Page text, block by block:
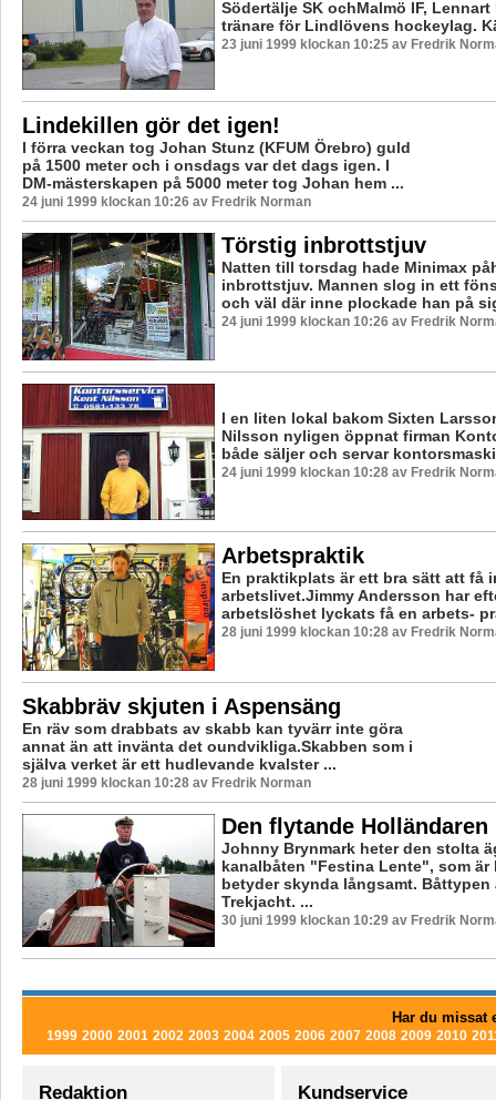
Södertälje SK ochMalmö IF,
tränare för Lindlövens hockeylag.
23 juni 1999 klockan 10:25 av Fredrik
Lindekillen gör det igen!
I förra veckan tog Johan Stunz (KFUM Örebro) guld
på 1500 meter och i onsdags var det dags igen. I
DM-mästerskapen på 5000 meter tog Johan hem ...
24 juni 1999 klockan 10:26 av Fredrik Norman
Törstig inbrottstjuv
Natten till torsdag hade Minimax
inbrottstjuv. Mannen slog in ett
och väl där inne plockade han på
24 juni 1999 klockan 10:26 av Fredrik
I en liten lokal bakom Sixten
Nilsson nyligen öppnat firman
både säljer och servar
24 juni 1999 klockan 10:28 av Fredrik
Arbetspraktik
En praktikplats är ett bra sätt att få
arbetslivet.Jimmy Andersson har
arbetslöshet lyckats få en arbets-
28 juni 1999 klockan 10:28 av Fredrik
Skabbräv skjuten i Aspensäng
En räv som drabbats av skabb kan tyvärr inte göra
annat än att invänta det oundvikliga.Skabben som i
själva verket är ett hudlevande kvalster ...
28 juni 1999 klockan 10:28 av Fredrik Norman
Den flytande Holländaren
Johnny Brynmark heter den stolta
kanalbåten "Festina Lente", som är
betyder skynda långsamt. Båttypen
Trekjacht. ...
30 juni 1999 klockan 10:29 av Fredrik
Har du missat
1999 2000 2001 2002 2003 2004 2005 2006 2007 2008 2009 2010
Redaktion Kundservice